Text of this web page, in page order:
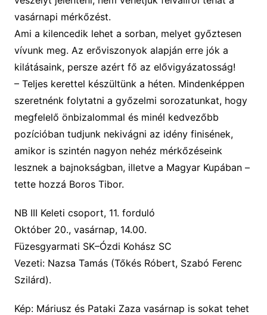
vasárnapi mérkőzést.
Ami a kilencedik lehet a sorban, melyet győztesen
vívunk meg. Az erőviszonyok alapján erre jók a
kilátásaink, persze azért fő az elővigyázatosság!
– Teljes kerettel készültünk a héten. Mindenképpen
szeretnénk folytatni a győzelmi sorozatunkat, hogy
megfelelő önbizalommal és minél kedvezőbb
pozícióbantudjunk nekivágni az idény finisének,
amikor is szintén nagyon nehéz mérkőzéseink
lesznek a bajnokságban, illetve a Magyar Kupában –
tette hozzá Boros Tibor.
NB III Keleti csoport, 11. forduló
Október 20., vasárnap, 14.00.
Füzesgyarmati SK–Ózdi Kohász SC
Vezeti: Nazsa Tamás (Tőkés Róbert, Szabó Ferenc
Szilárd).
Kép: Máriusz és Pataki Zaza vasárnap is sokat tehet